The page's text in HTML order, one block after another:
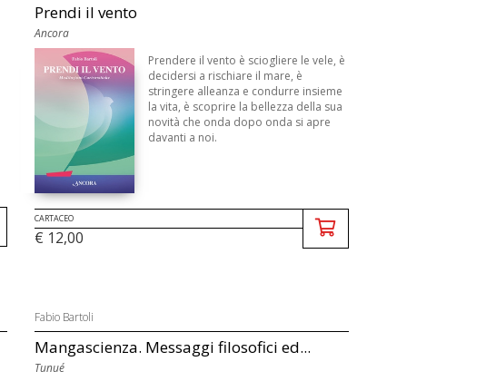
Prendi il vento
Ancora
Prendere il vento è sciogliere le vele, è
decidersi a rischiare il mare, è
stringere alleanza e condurre insieme
la vita, è scoprire la bellezza della sua
novità che onda dopo onda si apre
davanti a noi.
CARTACEO
€ 12,00
Fabio Bartoli
Mangascienza. Messaggi filosofici ed...
Tunué